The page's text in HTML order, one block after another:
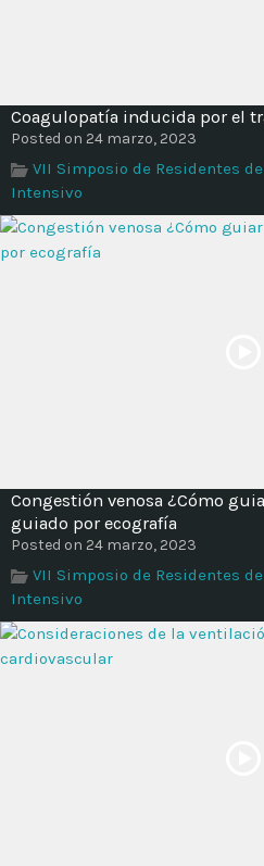
Coagulopatía inducida por el
Posted on 24 marzo, 2023
VII Simposio de Residentes
Intensivo
Congestión venosa ¿Cómo
guiado por ecografía
Posted on 24 marzo, 2023
VII Simposio de Residentes
Intensivo